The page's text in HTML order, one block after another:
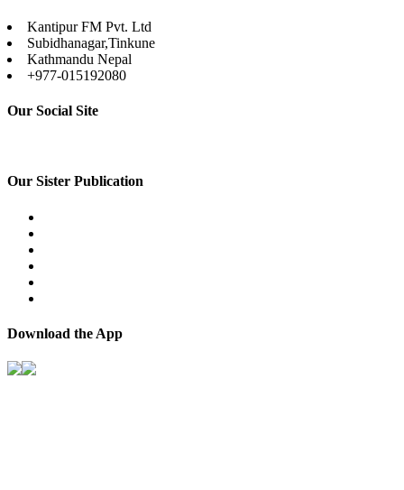
Kantipur FM Pvt. Ltd
Subidhanagar,Tinkune
Kathmandu Nepal
+977-015192080
Our Social Site
Our Sister Publication
Download the App